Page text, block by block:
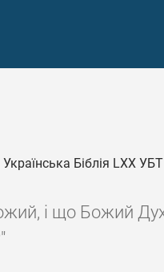
Біблія LXX УБТ
і що Божий